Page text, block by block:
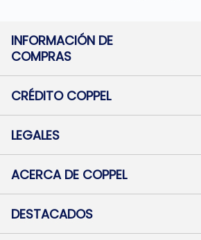
INFORMACIÓN DE
COMPRAS
Términos y condiciones
Botón de arrepentimiento
Mapa de sitio
CRÉDITO COPPEL
Solicitar Crédito
Medios de Pago
Pago Fácil Online
LEGALES
Baja contratos
Defensa al consumidor CABA
ACERCA DE COPPEL
Trabajá con Nosotros
Preguntas Frecuentes
DESTACADOS